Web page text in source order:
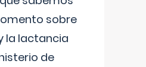
sobre
la lactancia
de